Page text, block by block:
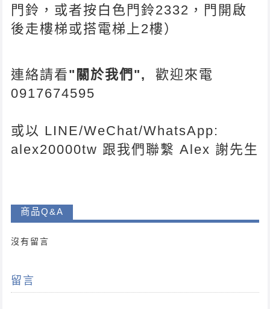
門鈴，或者按白色門鈴2332，門開啟
後走樓梯或搭電梯上2樓）
連絡請看"關於我們",
歡迎來電
0917674595
或以 LINE/WeChat/WhatsApp:
alex20000tw 跟我們聯繫 Alex 謝先生
商品Q&A
沒有留言
留言